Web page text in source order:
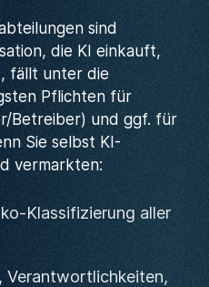
sind
die KI einkauft,
fällt unter die
Pflichten für
Betreiber) und ggf. für
Sie selbst KI-
vermarkten:
Klassifizierung aller
Verantwortlichkeiten,